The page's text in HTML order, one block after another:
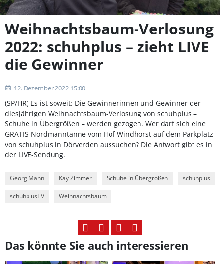
Weihnachtsbaum-Verlosung
2022: schuhplus – zieht LIVE
die Gewinner
12. Dezember 2022 15:00
(SP/HR) Es ist soweit: Die Gewinnerinnen und Gewinner der
diesjährigen Weihnachtsbaum-Verlosung von schuhplus –
Schuhe in Übergrößen – werden gezogen. Wer darf sich eine
GRATIS-Nordmanntanne vom Hof Windhorst auf dem Parkplatz
von schuhplus in Dörverden aussuchen? Die Antwort gibt es in
der LIVE-Sendung.
Georg Mahn Kay Zimmer Schuhe in Übergrößen schuhplus
schuhplusTV Weihnachtsbaum
Das könnte Sie auch interessieren